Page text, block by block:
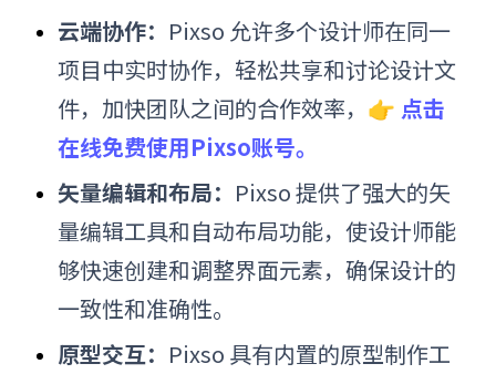
云端协作： Pixso 允许多个设计师在同一
项目中实时协作，轻松共享和讨论设计文
件，加快团队之间的合作效率， 👉 点击
在线免费使用Pixso账号。
矢量编辑和布局： Pixso 提供了强大的矢
量编辑工具和自动布局功能，使设计师能
够快速创建和调整界面元素，确保设计的
一致性和准确性。
原型交互： Pixso 具有内置的原型制作工